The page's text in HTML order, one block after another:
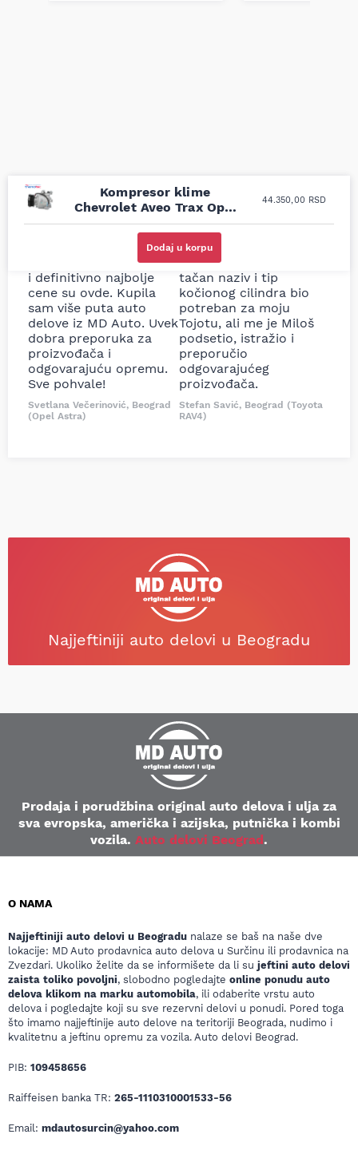
Kompresor klime
Chevrolet Aveo Trax Opel
Adam Mokka 1.2-1.8 11-
44.350,00 RSD
Dodaj u korpu
Uporedila sam sve
prodavnice auto delova
i definitivno najbolje
cene su ovde. Kupila
sam više puta auto
delove iz MD Auto. Uvek
dobra preporuka za
proizvođača i
odgovarajuću opremu.
Sve pohvale!
Svetlana Večerinović, Beograd
(Opel Astra)
Odlična usluga i
ljubazni prodavci.
Nisam bio siguran koji je
tačan naziv i tip
kočionog cilindra bio
potreban za moju
Tojotu, ali me je Miloš
podsetio, istražio i
preporučio
odgovarajućeg
proizvođača.
Stefan Savić, Beograd (Toyota
RAV4)
Najjeftiniji auto delovi u Beogradu
Prodaja i porudžbina original auto delova i ulja za
sva evropska, američka i azijska, putnička i kombi
vozila. Auto delovi Beograd.
O NAMA
Najjeftiniji auto delovi u Beogradu nalaze se baš na naše dve
lokacije: MD Auto prodavnica auto delova u Surčinu ili prodavnica na
Zvezdari. Ukoliko želite da se informišete da li su jeftini auto delovi
zaista toliko povoljni, slobodno pogledajte online ponudu auto
delova klikom na marku automobila, ili odaberite vrstu auto
delova i pogledajte koji su sve rezervni delovi u ponudi. Pored toga
što imamo najjeftinije auto delove na teritoriji Beograda, nudimo i
kvalitetnu a jeftinu opremu za vozila. Auto delovi Beograd.
PIB: 109458656
Raiffeisen banka TR: 265-1110310001533-56
Email: mdautosurcin@yahoo.com